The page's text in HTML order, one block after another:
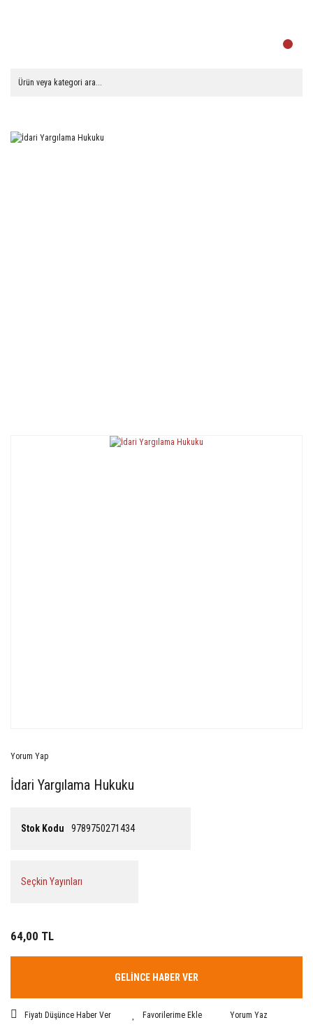
Yorum Yap
İdari Yargılama Hukuku
Stok Kodu 9789750271434
Seçkin Yayınları
64,00 TL
GELİNCE HABER VER
Fiyatı Düşünce Haber Ver Yorum Yaz